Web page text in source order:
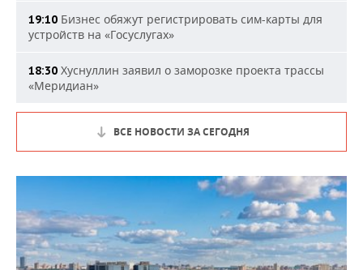
19:10 Бизнес обяжут регистрировать сим-карты для
устройств на «Госуслугах»
18:30 Хуснуллин заявил о заморозке проекта трассы
«Меридиан»
ВСЕ НОВОСТИ ЗА СЕГОДНЯ